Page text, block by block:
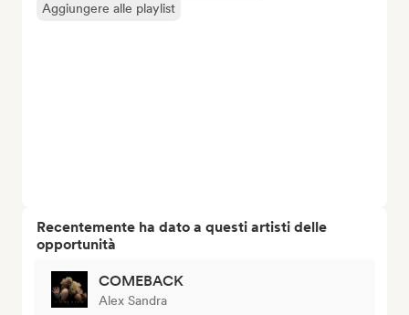
Aggiungere alle playlist
Recentemente ha dato a questi artisti delle
opportunità
COMEBACK
Alex Sandra